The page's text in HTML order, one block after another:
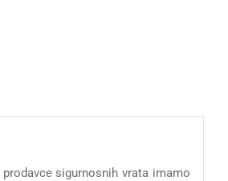
sigurnosnih vrata imamo